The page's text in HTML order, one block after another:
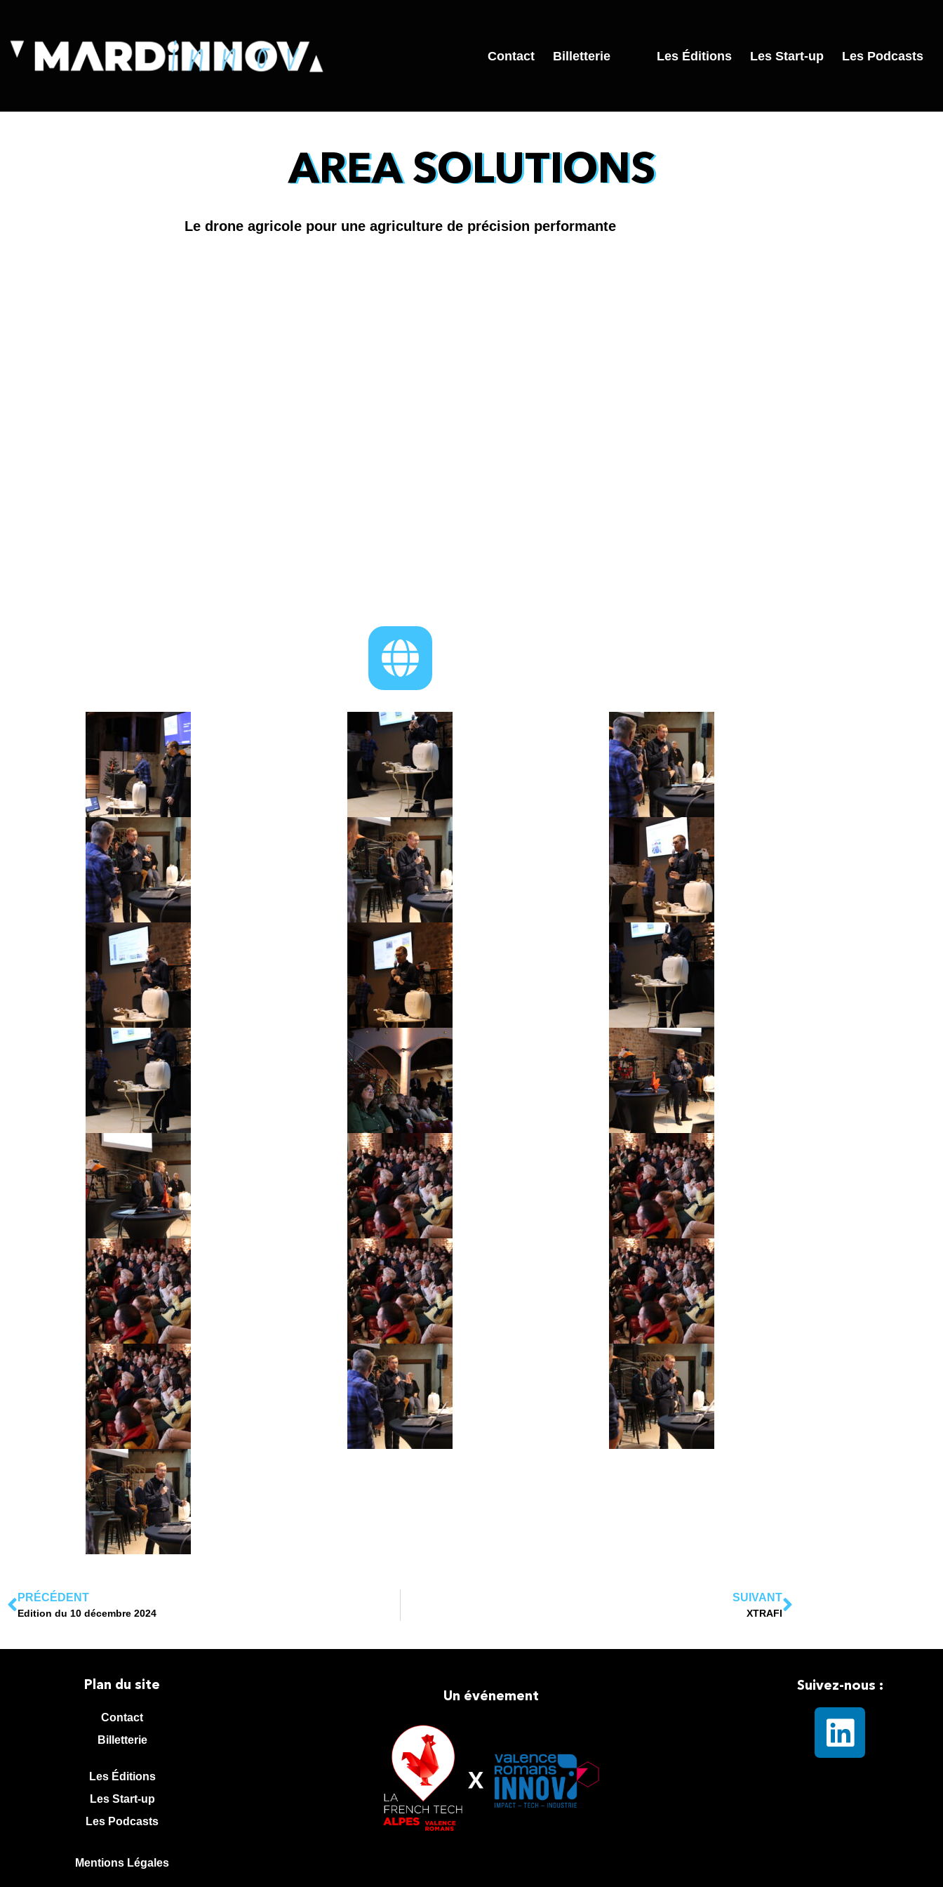
Contact Billetterie Les Éditions Les Start-up Les Podcasts
AREA SOLUTIONS
Le drone agricole pour une agriculture de précision performante
PRÉCÉDENT
Edition du 10 décembre 2024
SUIVANT
XTRAFI
Plan du site
Contact
Billetterie
Les Éditions
Les Start-up
Les Podcasts
Mentions Légales
Un événement
Suivez-nous :